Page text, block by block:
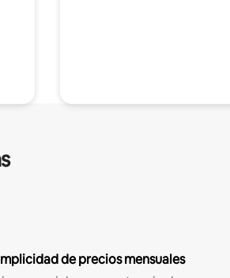
de precios mensuales